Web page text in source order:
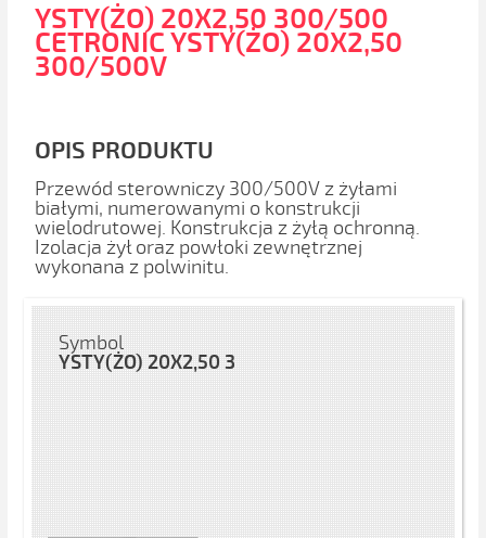
YSTY(ŻO) 20X2,50 300/500
CETRONIC YSTY(ŻO) 20X2,50
300/500V
OPIS PRODUKTU
Przewód sterowniczy 300/500V z żyłami
białymi, numerowanymi o konstrukcji
wielodrutowej. Konstrukcja z żyłą ochronną.
Izolacja żył oraz powłoki zewnętrznej
wykonana z polwinitu.
Symbol
YSTY(ŻO) 20X2,50 3